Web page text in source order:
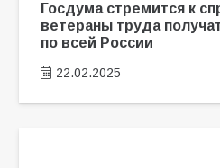
Госдума стремится к
ветераны труда
по всей России
22.02.2025